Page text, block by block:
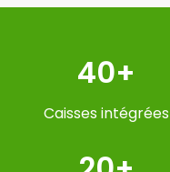
40+
Caisses intégrées